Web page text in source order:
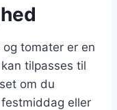
tomater er en
tilpasses til
om du
eller